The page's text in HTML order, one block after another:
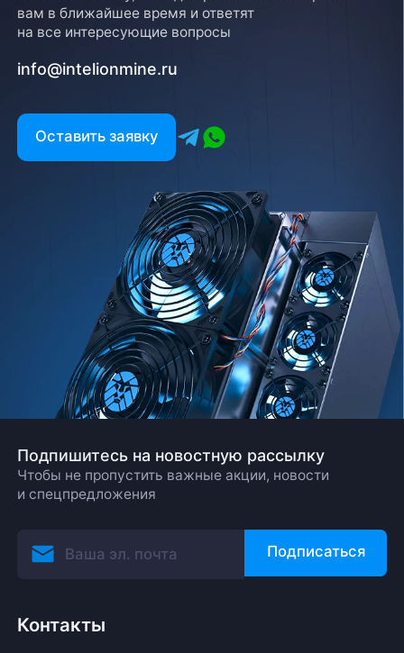
вам в ближайшее время и ответят
на все интересующие вопросы
info@intelionmine.ru
Оставить заявку
Подпишитесь на новостную рассылку
Чтобы не пропустить важные акции, новости
и спецпредложения
Подписаться
Контакты